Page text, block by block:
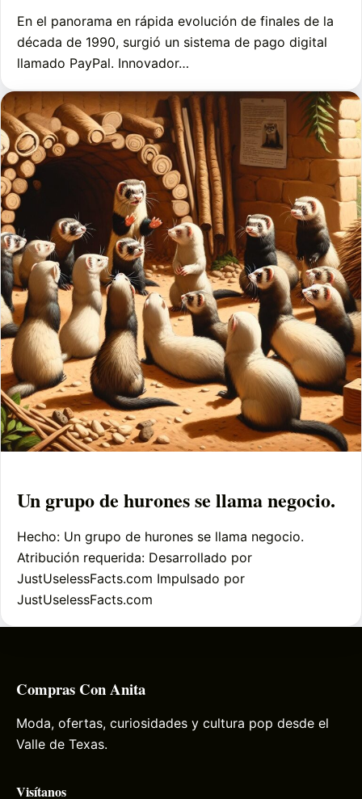
En el panorama en rápida evolución de finales de la
década de 1990, surgió un sistema de pago digital
llamado PayPal. Innovador…
Un grupo de hurones se llama negocio.
Hecho: Un grupo de hurones se llama negocio.
Atribución requerida: Desarrollado por
JustUselessFacts.com Impulsado por
JustUselessFacts.com
Compras Con Anita
Moda, ofertas, curiosidades y cultura pop desde el
Valle de Texas.
Visítanos